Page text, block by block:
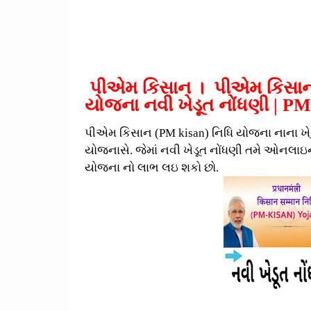
પીએમ કિસાન । પીએમ
યોજના નવી ખેડૂત નોંધણી |
પીએમ કિસાન (PM kisan) નિધિ યોજના નાના
યોજનાસે. જેમાં નવી ખેડૂત નોંધણી તમે
યોજના નો લાભ લઇ શકો છો.